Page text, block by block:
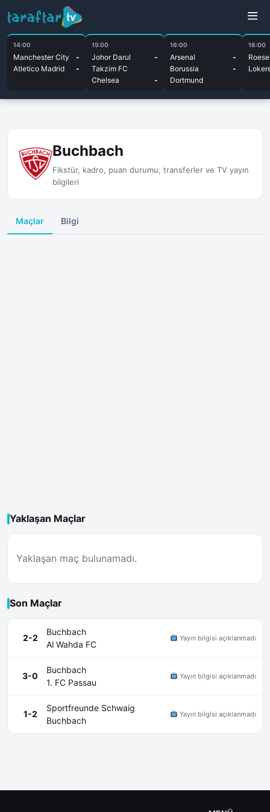
14:00
Manchester City
-
Atletico Madrid
-
15:00
Johor Darul
Takzim FC
-
Chelsea -
16:00
Arsenal
-
Borussia
Dortmund
-
16:00
Buchbach
Fikstür, kadro, puan durumu, transferler ve TV yayın
bilgileri
Maçlar Bilgi
Yaklaşan Maçlar
Yaklaşan maç bulunamadı.
Son Maçlar
2-2
Buchbach
Al Wahda FC
Yayın bilgisi açıklanmadı
3-0
Buchbach
1. FC Passau
Yayın bilgisi açıklanmadı
1-2
Sportfreunde Schwaig
Buchbach
Yayın bilgisi açıklanmadı